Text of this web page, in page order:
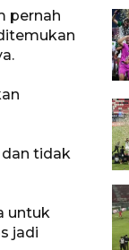
pernah
tidak
untuk
jadi